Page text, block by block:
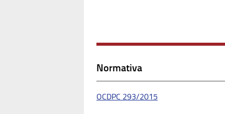
Normativa
OCDPC 293/2015